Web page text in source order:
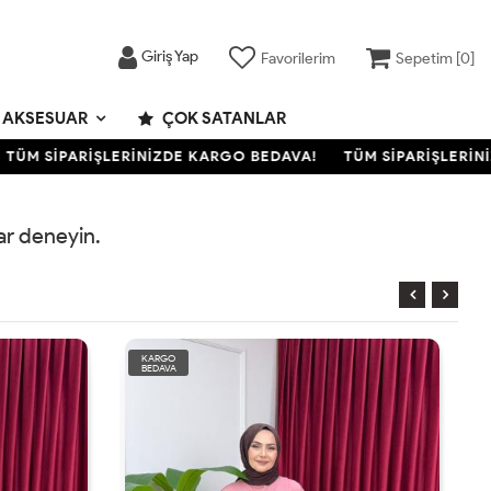
Giriş Yap Favorilerim Sepetim [0]
AKSESUAR ÇOK SATANLAR
SİPARİŞLERİNİZDE KARGO BEDAVA! TÜM
deneyin.
KARGO
BEDAVA